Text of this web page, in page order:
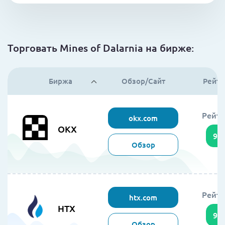
Торговать Mines of Dalarnia на бирже:
Биржа Обзор/Сайт
OKX
okx.com
Обзор
95
HTX
htx.com
94